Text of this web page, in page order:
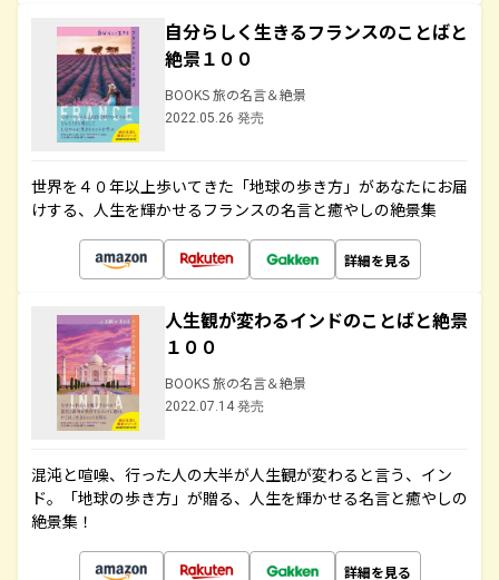
自分らしく生きるフランスのことばと
絶景１００
BOOKS 旅の名言＆絶景
2022.05.26 発売
世界を４０年以上歩いてきた「地球の歩き方」があなたにお届
けする、人生を輝かせるフランスの名言と癒やしの絶景集
詳細を見る
人生観が変わるインドのことばと絶景
１００
BOOKS 旅の名言＆絶景
2022.07.14 発売
混沌と喧噪、行った人の大半が人生観が変わると言う、イン
ド。「地球の歩き方」が贈る、人生を輝かせる名言と癒やしの
絶景集！
詳細を見る